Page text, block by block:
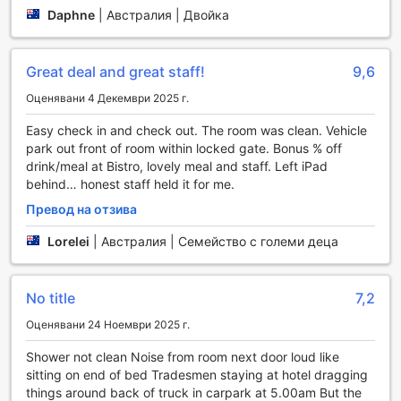
Освен това, хотелът предлага и игрална зала, където
можете да се забавлявате с различни игри, подходящи
за всички възрасти. Независимо дали сте фен на
развлечения, игралната зала предлага не само
забавление, но и възможност да разпуснете и да се
насладите на времето с приятели. Nightcap At Balaclava
Hotel е идеалното място за тези, които търсят
комбинация от релаксация и забавление в сърцето на
Кeрнс.
Удобства в Nightcap At Balaclava Hotel
Nightcap At Balaclava Hotel предлага редица удобства,
комфортен, но и изключително удобен. Всяка стая е
оборудвана с безплатен Wi-Fi, което ви позволява да
следващите си приключения в района. Освен това,
можете да се насладите на чаша кафе в лобито, докато
проверявате имейлите си или се информирате за
Daphne Австралия | Двойка
Great deal and great staff! 9,6
Оценявани 4 Декември 2025 г.
Easy check in and check out. The room was clean. Vehicle
park out front of room within locked gate. Bonus % off
drink/meal at Bistro, lovely meal and staff. Left iPad
behind… honest staff held it for me.
Превод на отзива
Lorelei Австралия | Семейство с големи деца
No title 7,2
Оценявани 24 Ноември 2025 г.
Shower not clean Noise from room next door loud like
sitting on end of bed Tradesmen staying at hotel dragging
things around back of truck in carpark at 5.00am But the